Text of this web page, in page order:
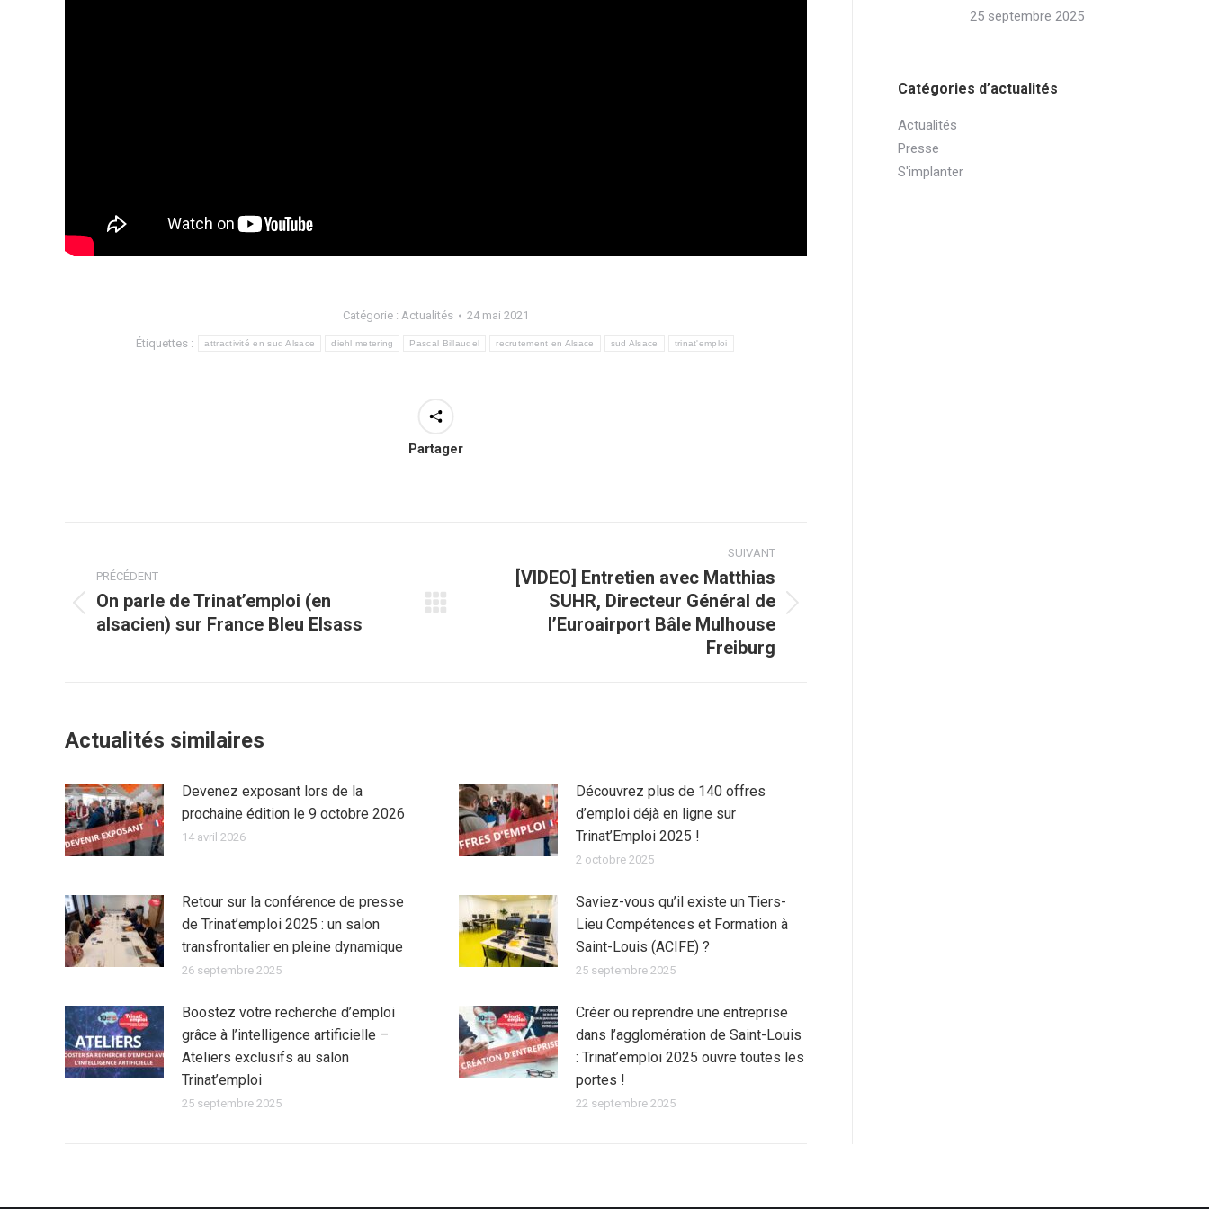
Catégorie : Actualités 24 mai 2021
Étiquettes : attractivité en sud Alsace diehl metering Pascal Billaudel recrutement en Alsace sud Alsace trinat'emploi
Partager
article
PRÉCÉDENT
Article
précédent
On parle de Trinat’emploi (en
alsacien) sur France Bleu Elsass
SUIVANT
[VIDEO] Entretien avec Matthias
SUHR, Directeur Général de
l’Euroairport Bâle Mulhouse
Freiburg
Actualités similaires
Devenez exposant lors de la
prochaine édition le 9 octobre 2026
14 avril 2026
Découvrez plus de 140 offres
d’emploi déjà en ligne sur
Trinat’Emploi 2025 !
2 octobre 2025
Retour sur la conférence de presse
de Trinat’emploi 2025 : un salon
transfrontalier en pleine dynamique
26 septembre 2025
Saviez-vous qu’il existe un Tiers-
Lieu Compétences et Formation à
Saint-Louis (ACIFE) ?
25 septembre 2025
Boostez votre recherche d’emploi
grâce à l’intelligence artificielle –
Ateliers exclusifs au salon
Trinat’emploi
25 septembre 2025
Créer ou reprendre une entreprise
dans l’agglomération de Saint-Louis
: Trinat’emploi 2025 ouvre toutes les
portes !
22 septembre 2025
25 septembre 2025
Catégories d’actualités
Actualités
Presse
S'implanter